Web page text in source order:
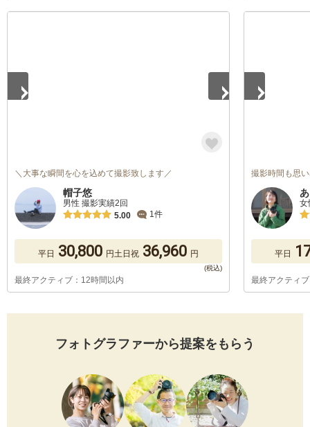
＼大事な瞬間を心を込めて撮影致します／
帽子悠
男性 撮影実績2回
5.00
1件
平日 30,800 円土日祝 36,960 円
最終アクティブ：12時間以内
撮影時間も思
女
平日
最終アクティ
フォトグラファーから提案をもらう